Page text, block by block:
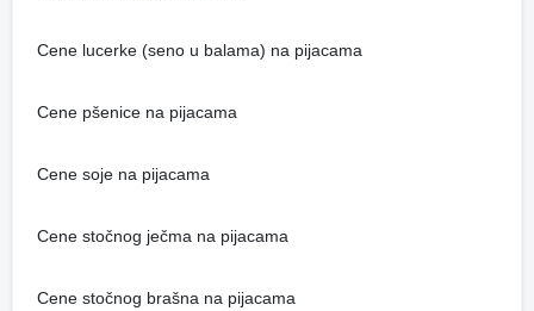
Cene lucerke (seno u balama) na pijacama
Cene pšenice na pijacama
Cene soje na pijacama
Cene stočnog ječma na pijacama
Cene stočnog brašna na pijacama